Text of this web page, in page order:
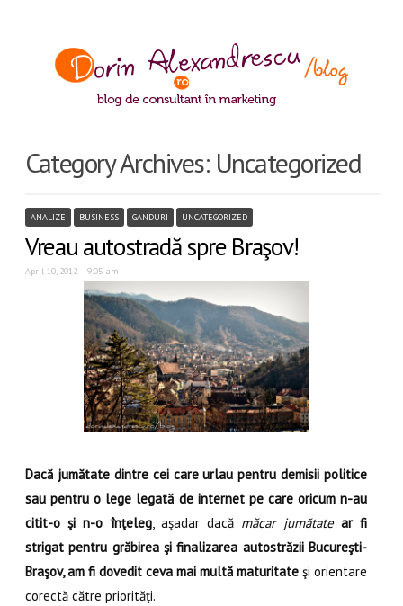
Category Archives: Uncategorized
ANALIZE BUSINESS GANDURI UNCATEGORIZED
Vreau autostradă spre Braşov!
April 10, 2012 – 9:05 am
Dacă jumătate dintre cei care urlau pentru demisii politice
sau pentru o lege legată de internet pe care oricum n-au
citit-o şi n-o înţeleg, aşadar dacă măcar jumătate ar fi
strigat pentru grăbirea şi finalizarea autostrăzii Bucureşti-
Braşov, am fi dovedit ceva mai multă maturitate şi orientare
corectă către priorităţi.